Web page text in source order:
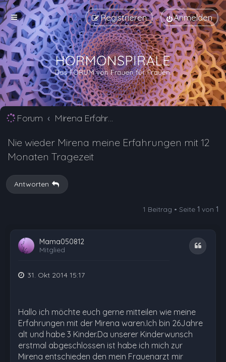
Anmelden
Registrieren
Forum Mirena Erfahrungsberichte und Nebenwirkungen
Nie wieder Mirena meine Erfahrungen mit 12
Monaten Tragezeit
Antworten
1 Beitrag • Seite 1 von 1
Mama050812
Mitglied
Zitat
31. Okt 2014 15:17
Hallo ich möchte euch gerne mitteilen wie meine
Erfahrungen mit der Mirena waren.Ich bin 26Jahre
alt und habe 3 Kinder.Da unserer Kinderwunsch
erstmal abgeschlossen ist habe ich mich zur
Mirena entschieden den mein Frauenarzt mir